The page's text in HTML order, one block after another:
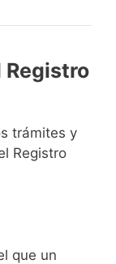
trámites y
Registro
que un